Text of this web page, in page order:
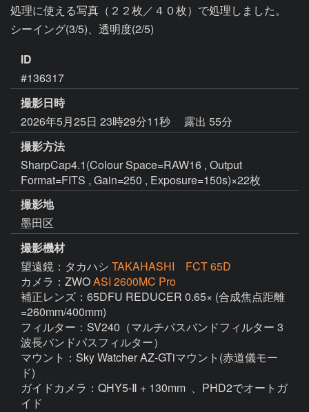
処理に使える写真（２２枚／４０枚）で処理しました。
シーイング(3/5)、透明度(2/5)
ID
#136317
撮影日時
2026年5月25日 23時29分11秒
露出 55分
撮影方法
SharpCap4.1(Colour Space=RAW16 , Output
Format=FITS , Gain=250 , Exposure=150s)×22枚
撮影地
墨田区
撮影機材
望遠鏡：タカハシ TAKAHASHI FCT 65D
カメラ：ZWOASI 2600MC Pro
補正レンズ：65DFU REDUCER 0.65× (合成焦点距離
=260mm/400mm)
フィルター：SV240（マルチパスバンドフィルター 3
波長バンドパスフィルター）
マウント：Sky Watcher AZ-GTiマウント(赤道儀モー
ド)
ガイドカメラ：QHY5-Ⅱ + 130mm  、PHD2でオートガ
イド